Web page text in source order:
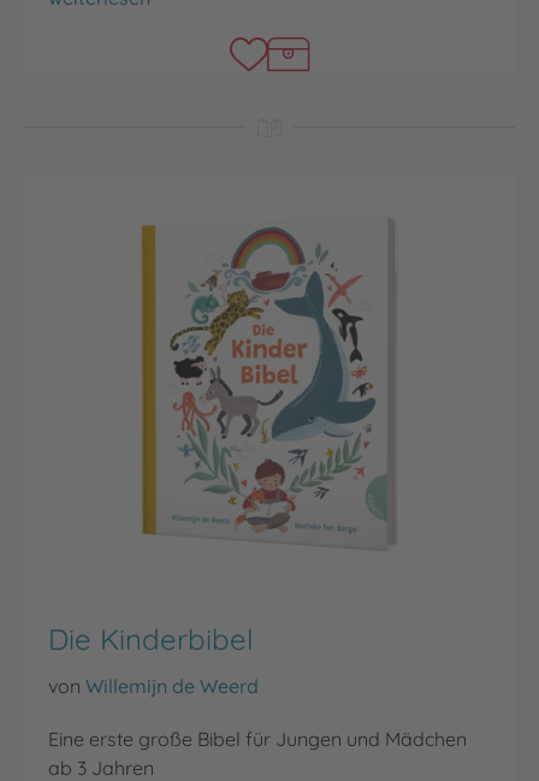
Die Kinderbibel
von Willemijn de Weerd
Eine erste große Bibel für Jungen und Mädchen
ab 3 Jahren